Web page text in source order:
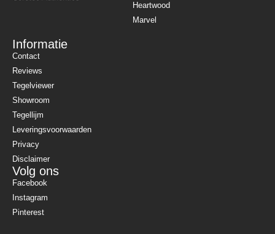
Heartwood
Marvel
Informatie
Contact
Reviews
Tegelviewer
Showroom
Tegellijm
Leveringsvoorwaarden
Privacy
Disclaimer
Volg ons
Facebook
Instagram
Pinterest